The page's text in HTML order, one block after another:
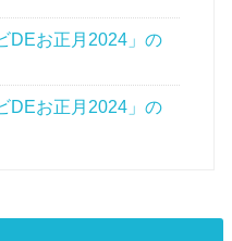
DEお正月2024」の
DEお正月2024」の